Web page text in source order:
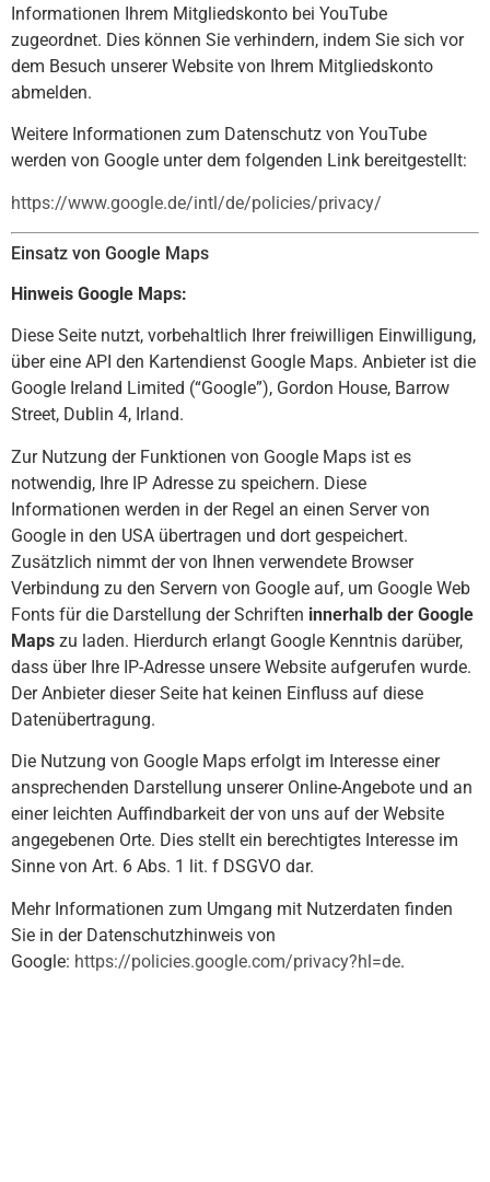
Informationen Ihrem Mitgliedskonto bei YouTube
zugeordnet. Dies können Sie verhindern, indem Sie sich vor
dem Besuch unserer Website von Ihrem Mitgliedskonto
abmelden.
Weitere Informationen zum Datenschutz von YouTube
werden von Google unter dem folgenden Link bereitgestellt:
https://www.google.de/intl/de/policies/privacy/
Einsatz von Google Maps
Hinweis Google Maps:
Diese Seite nutzt, vorbehaltlich Ihrer freiwilligen Einwilligung,
über eine API den Kartendienst Google Maps. Anbieter ist die
Google Ireland Limited (“Google”), Gordon House, Barrow
Street, Dublin 4, Irland.
Zur Nutzung der Funktionen von Google Maps ist es
notwendig, Ihre IP Adresse zu speichern. Diese
Informationen werden in der Regel an einen Server von
Google in den USA übertragen und dort gespeichert.
Zusätzlich nimmt der von Ihnen verwendete Browser
Verbindung zu den Servern von Google auf, um Google Web
Fonts für die Darstellung der Schriften innerhalb der Google
Maps zu laden. Hierdurch erlangt Google Kenntnis darüber,
dass über Ihre IP-Adresse unsere Website aufgerufen wurde.
Der Anbieter dieser Seite hat keinen Einfluss auf diese
Datenübertragung.
Die Nutzung von Google Maps erfolgt im Interesse einer
ansprechenden Darstellung unserer Online-Angebote und an
einer leichten Auffindbarkeit der von uns auf der Website
angegebenen Orte. Dies stellt ein berechtigtes Interesse im
Sinne von Art. 6 Abs. 1 lit. f DSGVO dar.
Mehr Informationen zum Umgang mit Nutzerdaten finden
Sie in der Datenschutzhinweis von
Google: https://policies.google.com/privacy?hl=de.